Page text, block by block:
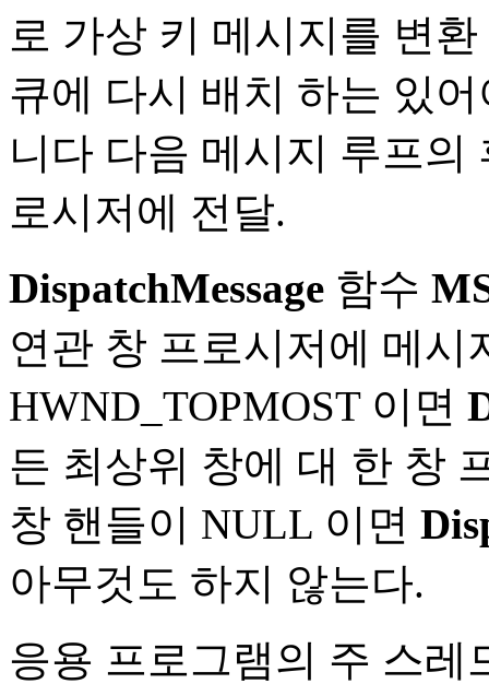
로 가상 키 메시지를 변
큐에 다시 배치 하는 있
니다 다음 메시지 루프의
로시저에 전달.
DispatchMessage 함수
연관 창 프로시저에 메시
HWND_TOPMOST 이면
든 최상위 창에 대 한 창
창 핸들이 NULL 이면
아무것도 하지 않는다.
응용 프로그램의 주 스레